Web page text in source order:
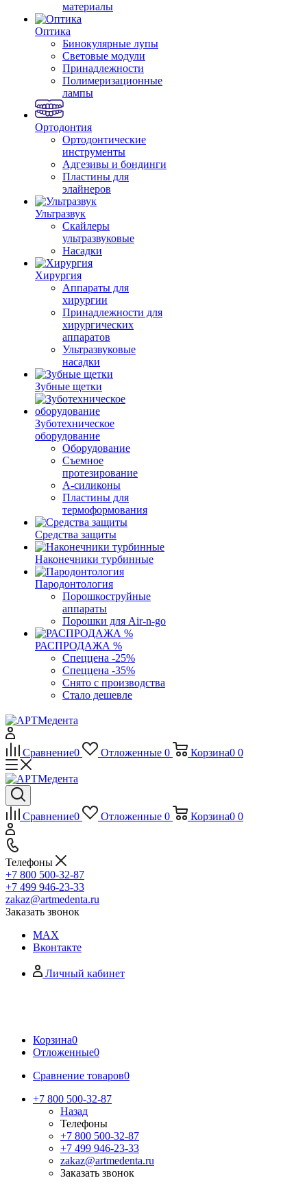
материалы
Оптика
Бинокулярные лупы
Световые модули
Принадлежности
Полимеризационные
лампы
Ортодонтия
Ортодонтические
инструменты
Адгезивы и бондинги
Пластины для
элайнеров
Ультразвук
Скайлеры
ультразвуковые
Насадки
Хирургия
Аппараты для
хирургии
Принадлежности для
хирургических
аппаратов
Ультразвуковые
насадки
Зубные щетки
Зуботехническое
оборудование
Оборудование
Съемное
протезирование
А-силиконы
Пластины для
термоформования
Средства защиты
Наконечники турбинные
Пародонтология
Порошкоструйные
аппараты
Порошки для Air-n-go
РАСПРОДАЖА %
Спеццена -25%
Спеццена -35%
Снято с производства
Стало дешевле
Сравнение0 Отложенные 0 Корзина0 0
Сравнение0 Отложенные 0 Корзина0 0
Телефоны
+7 800 500-32-87
+7 499 946-23-33
zakaz@artmedenta.ru
Заказать звонок
MAX
Вконтакте
Личный кабинет
Корзина0
Отложенные0
Сравнение товаров0
+7 800 500-32-87
Назад
Телефоны
+7 800 500-32-87
+7 499 946-23-33
zakaz@artmedenta.ru
Заказать звонок